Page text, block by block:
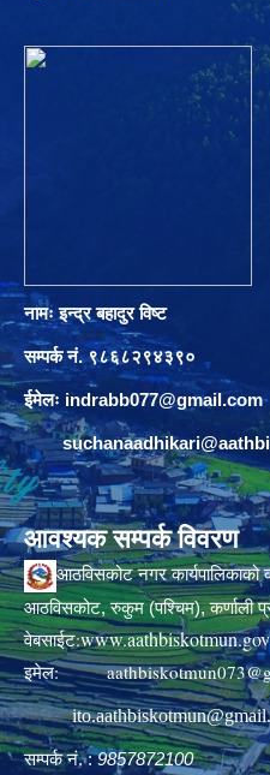
नामः इन्द्र बहादुर विष्ट
सम्पर्क नं. ९८६८२९४३९०
ईमेलः indrabb077@gmail.com
आवश्यक सम्पर्क विवरण
आठविसकोट नगर कार्यपालिकाको
आठविसकोट, रुकुम (पश्चिम), कर्णाली
वेबसाईट:
इमेल:
सम्पर्क नं. :9857872100